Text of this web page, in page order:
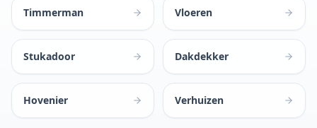
Timmerman Vloeren
Stukadoor Dakdekker
Hovenier Verhuizen